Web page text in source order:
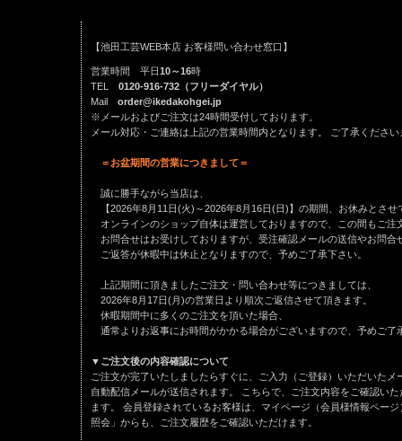
【池田工芸WEB本店 お客様問い合わせ窓口】
営業時間 平日10～16時
TEL 0120-916-732（フリーダイヤル）
Mail order@ikedakohgei.jp
※メールおよびご注文は24時間受付しております。
メール対応・ご連絡は上記の営業時間内となります。
ご了承ください
＝お盆期間の営業につきまして＝
誠に勝手ながら当店は、
【2026年8月11日(火)～2026年8月16日(日)】の期間、お休みとさせ
オンラインのショップ自体は運営しておりますので、この間もご注
お問合せはお受けしておりますが、受注確認メールの送信やお問合
ご返答が休暇中は休止となりますので、予めご了承下さい。
上記期間に頂きましたご注文・問い合わせ等につきましては、
2026年8月17日(月)の営業日より順次ご返信させて頂きます。
休暇期間中に多くのご注文を頂いた場合、
通常よりお返事にお時間がかかる場合がございますので、予めご
▼ご注文後の内容確認について
ご注文が完了いたしましたらすぐに、ご入力（ご登録）いただいたメ
自動配信メールが送信されます。 こちらで、ご注文内容をご確認い
ます。 会員登録されているお客様は、マイページ（会員様情報ペー
照会」からも、ご注文履歴をご確認いただけます。